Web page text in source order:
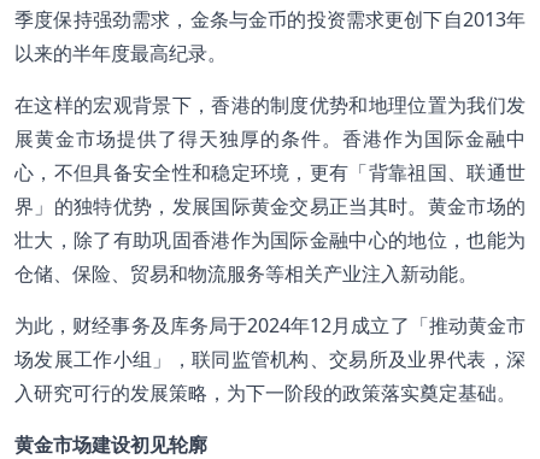
季度保持强劲需求，金条与金币的投资需求更创下自2013年
以来的半年度最高纪录。
在这样的宏观背景下，香港的制度优势和地理位置为我们发
展黄金市场提供了得天独厚的条件。香港作为国际金融中
心，不但具备安全性和稳定环境，更有「背靠祖国、联通世
界」的独特优势，发展国际黄金交易正当其时。黄金市场的
壮大，除了有助巩固香港作为国际金融中心的地位，也能为
仓储、保险、贸易和物流服务等相关产业注入新动能。
为此，财经事务及库务局于2024年12月成立了「推动黄金市
场发展工作小组」，联同监管机构、交易所及业界代表，深
入研究可行的发展策略，为下一阶段的政策落实奠定基础。
黄金市场建设初见轮廓